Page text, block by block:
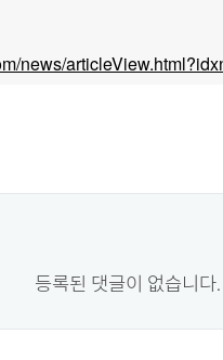
news/
등록된 댓글이 없습니다.